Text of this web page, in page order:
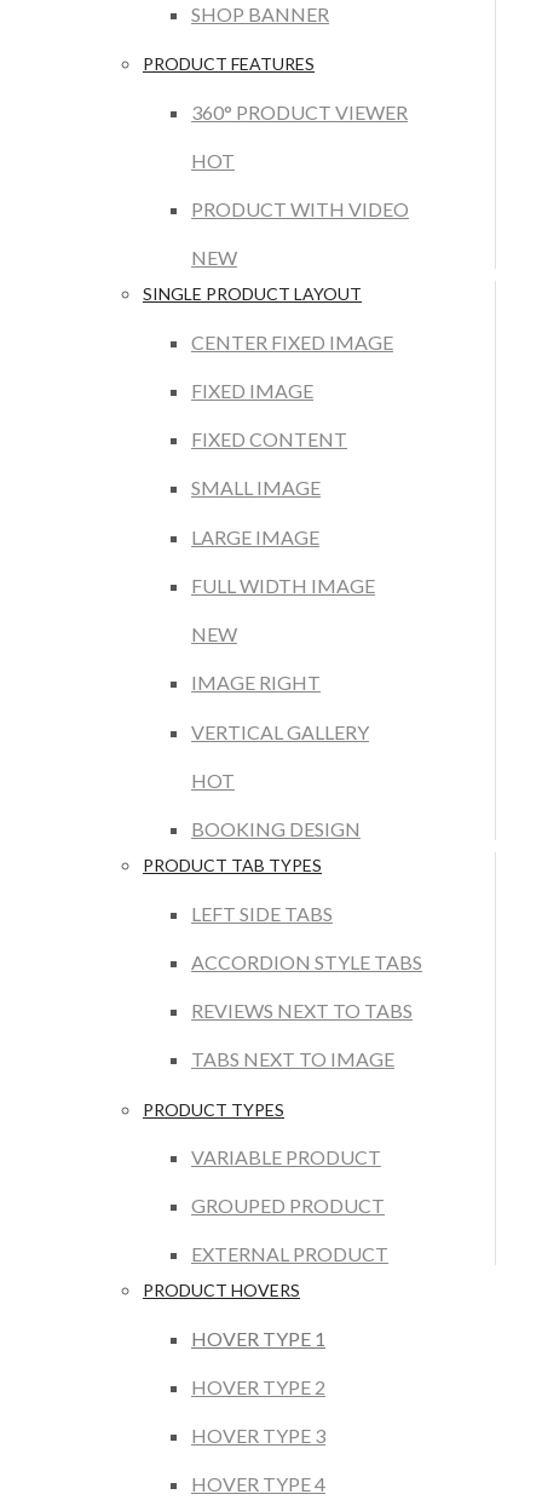
SHOP BANNER
PRODUCT FEATURES
360° PRODUCT VIEWER
HOT
PRODUCT WITH VIDEO
NEW
SINGLE PRODUCT LAYOUT
CENTER FIXED IMAGE
FIXED IMAGE
FIXED CONTENT
SMALL IMAGE
LARGE IMAGE
FULL WIDTH IMAGE
NEW
IMAGE RIGHT
VERTICAL GALLERY
HOT
BOOKING DESIGN
PRODUCT TAB TYPES
LEFT SIDE TABS
ACCORDION STYLE TABS
REVIEWS NEXT TO TABS
TABS NEXT TO IMAGE
PRODUCT TYPES
VARIABLE PRODUCT
GROUPED PRODUCT
EXTERNAL PRODUCT
PRODUCT HOVERS
HOVER TYPE 1
HOVER TYPE 2
HOVER TYPE 3
HOVER TYPE 4